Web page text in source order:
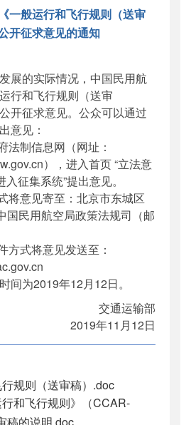
一般运行和飞行规则（送审
开征求意见的通知
的实际情况，中国民用航
行和飞行规则（送审
开征求意见。公众可以通过
意见：
制信息网（网址：
），进入首页 “立法意
入征集系统”提出意见。
意见寄至：北京市东城区
国民用航空局政策法规司（邮
式将意见发送至：
为2019年12月12日。
交通运输部
2019年11月12日
规则（送审稿）.doc
和飞行规则》（CCAR-
稿的说明.doc